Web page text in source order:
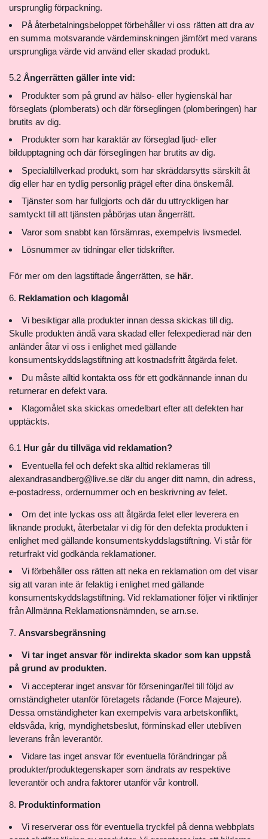
ursprunglig förpackning.
På återbetalningsbeloppet förbehåller vi oss rätten att dra av
en summa motsvarande värdeminskningen jämfört med varans
ursprungliga värde vid använd eller skadad produkt.
5.2 Ångerrätten gäller inte vid:
Produkter som på grund av hälso- eller hygienskäl har
förseglats (plomberats) och där förseglingen (plomberingen) har
brutits av dig.
Produkter som har karaktär av förseglad ljud- eller
bildupptagning och där förseglingen har brutits av dig.
Specialtillverkad produkt, som har skräddarsytts särskilt åt
dig eller har en tydlig personlig prägel efter dina önskemål.
Tjänster som har fullgjorts och där du uttryckligen har
samtyckt till att tjänsten påbörjas utan ångerrätt.
Varor som snabbt kan försämras, exempelvis livsmedel.
Lösnummer av tidningar eller tidskrifter.
För mer om den lagstiftade ångerrätten, se här.
Reklamation och klagomål
Vi besiktigar alla produkter innan dessa skickas till dig.
Skulle produkten ändå vara skadad eller felexpedierad när den
anländer åtar vi oss i enlighet med gällande
konsumentskyddslagstiftning att kostnadsfritt åtgärda felet.
Du måste alltid kontakta oss för ett godkännande innan du
returnerar en defekt vara.
Klagomålet ska skickas omedelbart efter att defekten har
upptäckts.
6.1 Hur går du tillväga vid reklamation?
Eventuella fel och defekt ska alltid reklameras till
alexandrasandberg@live.se där du anger ditt namn, din adress,
e-postadress, ordernummer och en beskrivning av felet.
Om det inte lyckas oss att åtgärda felet eller leverera en
liknande produkt, återbetalar vi dig för den defekta produkten i
enlighet med gällande konsumentskyddslagstiftning. Vi står för
returfrakt vid godkända reklamationer.
Vi förbehåller oss rätten att neka en reklamation om det visar
sig att varan inte är felaktig i enlighet med gällande
konsumentskyddslagstiftning. Vid reklamationer följer vi riktlinjer
från Allmänna Reklamationsnämnden, se arn.se.
Ansvarsbegränsning
Vi tar inget ansvar för indirekta skador som kan uppstå
på grund av produkten.
Vi accepterar inget ansvar för förseningar/fel till följd av
omständigheter utanför företagets rådande (Force Majeure).
Dessa omständigheter kan exempelvis vara arbetskonflikt,
eldsvåda, krig, myndighetsbeslut, förminskad eller utebliven
leverans från leverantör.
Vidare tas inget ansvar för eventuella förändringar på
produkter/produktegenskaper som ändrats av respektive
leverantör och andra faktorer utanför vår kontroll.
Produktinformation
Vi reserverar oss för eventuella tryckfel på denna webbplats